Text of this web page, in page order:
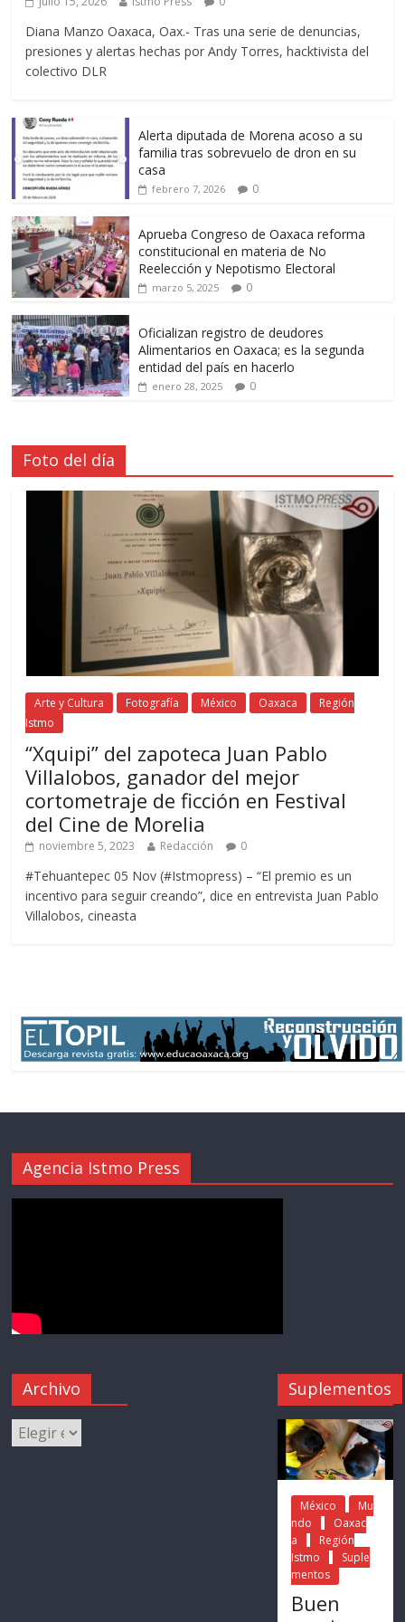
Diana Manzo Oaxaca, Oax.- Tras una serie de denuncias,
presiones y alertas hechas por Andy Torres, hacktivista del
colectivo DLR
Alerta diputada de Morena acoso a su
familia tras sobrevuelo de dron en su
casa
febrero 7, 2026 0
Aprueba Congreso de Oaxaca reforma
constitucional en materia de No
Reelección y Nepotismo Electoral
marzo 5, 2025 0
Oficializan registro de deudores
Alimentarios en Oaxaca; es la segunda
entidad del país en hacerlo
enero 28, 2025 0
Foto del día
Arte y Cultura Fotografía México Oaxaca
Región
Istmo
“Xquipi” del zapoteca Juan Pablo
Villalobos, ganador del mejor
cortometraje de ficción en Festival
del Cine de Morelia
noviembre 5, 2023 Redacción 0
#Tehuantepec 05 Nov (#Istmopress) – “El premio es un
incentivo para seguir creando”, dice en entrevista Juan Pablo
Villalobos, cineasta
Agencia Istmo Press
Archivo Suplementos
México
Mu
ndo
Oaxac
a
Región
Istmo
Suple
mentos
Buen